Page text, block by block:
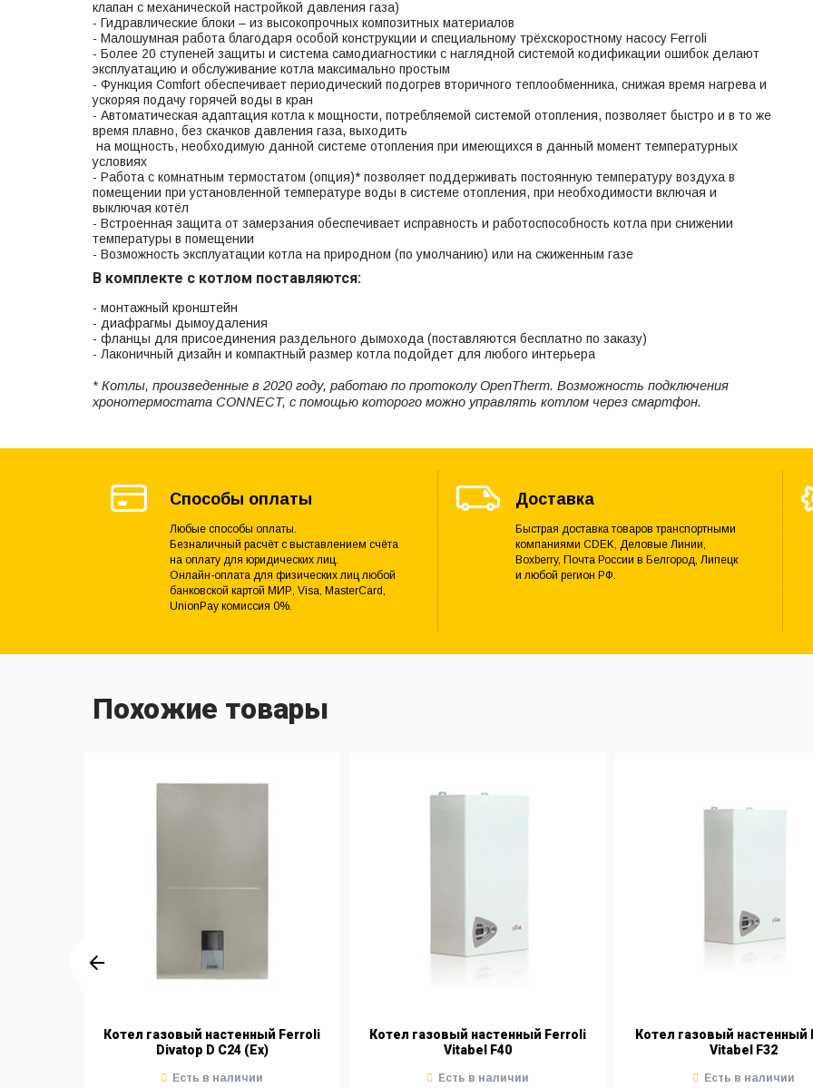
клапан с механической настройкой давления газа)
- Гидравлические блоки – из высокопрочных композитных материалов
- Малошумная работа благодаря особой конструкции и специальному трёхскоростному насосу Ferroli
- Более 20 ступеней защиты и система самодиагностики с наглядной системой кодификации ошибок делают
эксплуатацию и обслуживание котла максимально простым
- Функция Comfort обеспечивает периодический подогрев вторичного теплообменника, снижая время нагрева и
ускоряя подачу горячей воды в кран
- Автоматическая адаптация котла к мощности, потребляемой системой отопления, позволяет быстро и в то же
время плавно, без скачков давления газа, выходить
на мощность, необходимую данной системе отопления при имеющихся в данный момент температурных
условиях
- Работа с комнатным термостатом (опция)* позволяет поддерживать постоянную температуру воздуха в
помещении при установленной температуре воды в системе отопления, при необходимости включая и
выключая котёл
- Встроенная защита от замерзания обеспечивает исправность и работоспособность котла при снижении
температуры в помещении
- Возможность эксплуатации котла на природном (по умолчанию) или на сжиженным газе
В комплекте с котлом поставляются:
- монтажный кронштейн
- диафрагмы дымоудаления
- фланцы для присоединения раздельного дымохода (поставляются бесплатно по заказу)
- Лаконичный дизайн и компактный размер котла подойдет для любого интерьера
* Котлы, произведенные в 2020 году, работаю по протоколу OpenTherm. Возможность подключения
хронотермостата CONNECT, с помощью которого можно управлять котлом через смартфон.
Способы оплаты
Любые способы оплаты.
Безналичный расчёт с выставлением счёта
на оплату для юридических лиц.
Онлайн-оплата для физических лиц любой
банковской картой МИР, Visa, MasterCard,
UnionPay комиссия 0%.
Доставка
Быстрая доставка товаров транспортными
компаниями CDEK, Деловые Линии,
Boxberry, Почта России в Белгород, Липецк
и любой регион РФ.
Похожие товары
Котел газовый настенный Ferroli
Divatop D C24 (Ex)
Есть в наличии
Котел газовый настенный Ferroli
Vitabel F40
Есть в наличии
Котел газовый настенный
Vitabel F32
Есть в наличии